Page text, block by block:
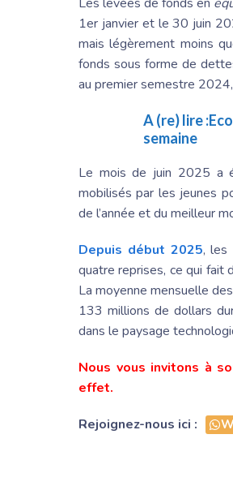
1er janvier et le 30 juin
mais légèrement moins
fonds sous forme de
au premier semestre
A (re) lire :
semaine
Le mois de juin 2025 a
mobilisés par les jeunes
de l’année et du meilleur
Depuis début 2025, les
quatre reprises, ce qui
La moyenne mensuelle
133 millions de dollars
dans le paysage
Nous vous invitons à
effet.
Rejoignez-nous ici :